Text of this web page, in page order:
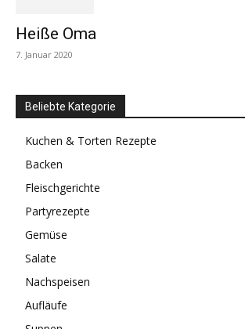
Heiße Oma
7. Januar 2020
Beliebte Kategorie
Kuchen & Torten Rezepte
Backen
Fleischgerichte
Partyrezepte
Gemüse
Salate
Nachspeisen
Aufläufe